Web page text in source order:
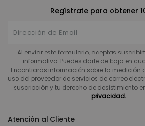
Regístrate para obtener
Al enviar este formulario, aceptas
informativo. Puedes darte de baja en
Encontrarás información sobre la medición
uso del proveedor de servicios de correo
suscripción y tu derecho de desistimiento
privacidad.
Atención al Cliente